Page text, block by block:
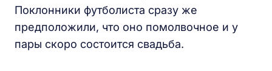
Поклонники футболиста сразу же
предположили, что оно помолвочное и у
пары скоро состоится свадьба.